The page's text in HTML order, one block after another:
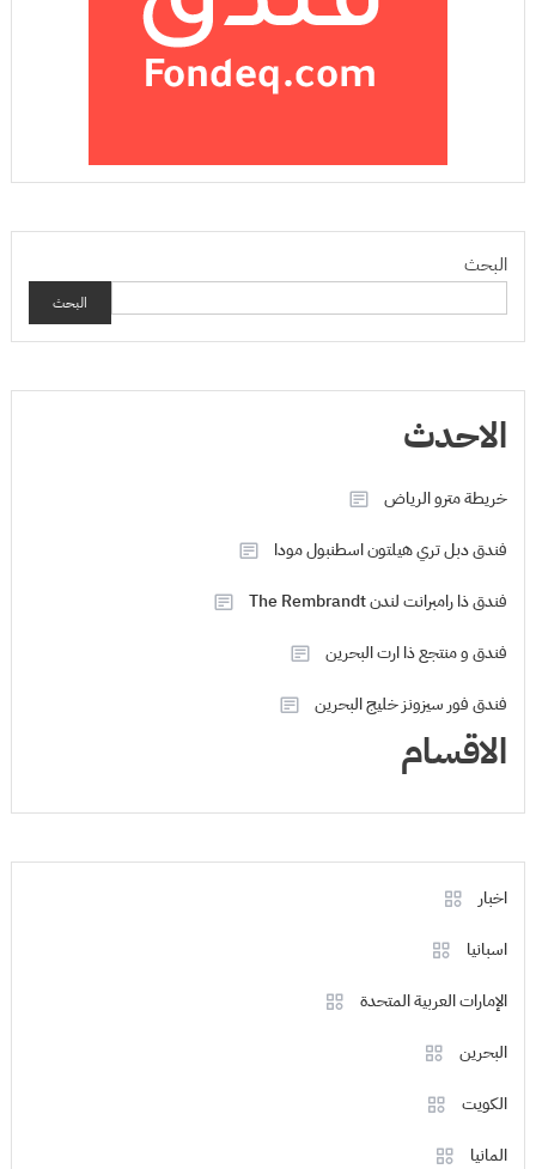
البحث
البحث
الاحدث
خريطة مترو الرياض
فندق دبل تري هيلتون اسطنبول مودا
فندق ذا رامبرانت لندن The Rembrandt
فندق و منتجع ذا ارت البحرين
فندق فور سيزونز خليج البحرين
الاقسام
اخبار
اسبانيا
الإمارات العربية المتحدة
البحرين
الكويت
المانيا